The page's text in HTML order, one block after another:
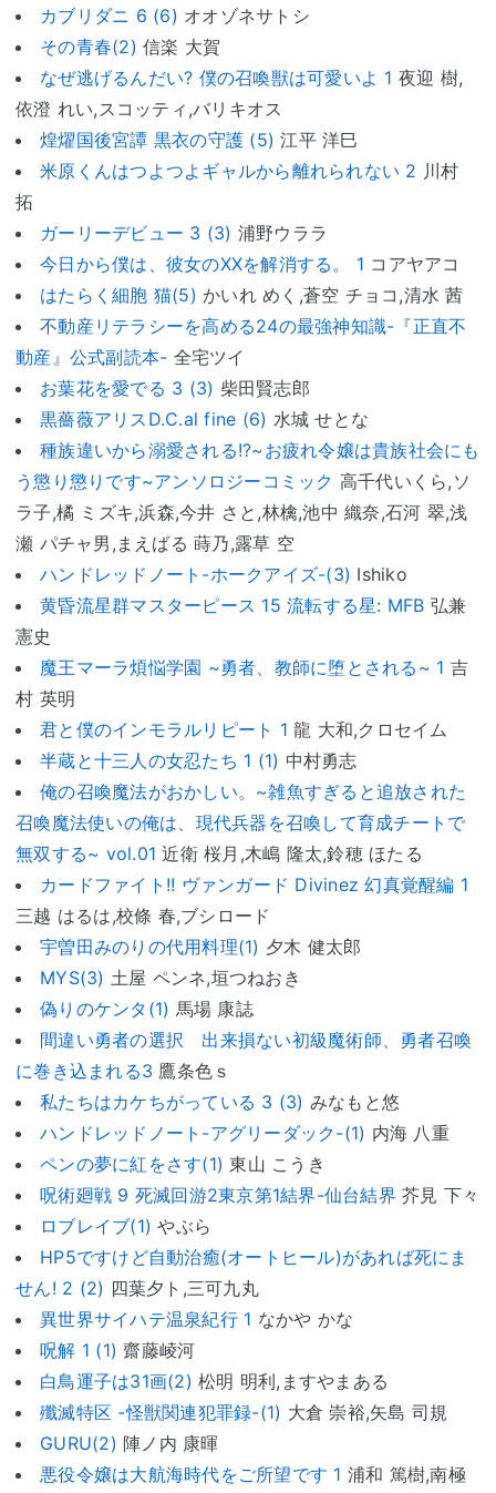
カブリダニ 6 (6) オオゾネサトシ
その青春(2) 信楽 大賀
なぜ逃げるんだい? 僕の召喚獣は可愛いよ 1 夜迎 樹,
依澄 れい,スコッティ,バリキオス
煌燿国後宮譚 黒衣の守護 (5) 江平 洋巳
米原くんはつよつよギャルから離れられない 2 川村
拓
ガーリーデビュー 3 (3) 浦野ウララ
今日から僕は、彼女のXXを解消する。 1 コアヤアコ
はたらく細胞 猫(5) かいれ めく,蒼空 チョコ,清水 茜
不動産リテラシーを高める24の最強神知識-『正直不
動産』公式副読本- 全宅ツイ
お葉花を愛でる 3 (3) 柴田賢志郎
黒薔薇アリスD.C.al fine (6) 水城 せとな
種族違いから溺愛される!?~お疲れ令嬢は貴族社会にも
う懲り懲りです~アンソロジーコミック 高千代いくら,ソ
ラ子,橘 ミズキ,浜森,今井 さと,林檎,池中 織奈,石河 翠,浅
瀬 パチャ男,まえばる 蒔乃,露草 空
ハンドレッドノート-ホークアイズ-(3) Ishiko
黄昏流星群マスターピース 15 流転する星: MFB 弘兼
憲史
魔王マーラ煩悩学園 ~勇者、教師に堕とされる~ 1 吉
村 英明
君と僕のインモラルリピート 1 龍 大和,クロセイム
半蔵と十三人の女忍たち 1 (1) 中村勇志
俺の召喚魔法がおかしい。~雑魚すぎると追放された
召喚魔法使いの俺は、現代兵器を召喚して育成チートで
無双する~ vol.01 近衛 桜月,木嶋 隆太,鈴穂 ほたる
カードファイト!! ヴァンガード Divinez 幻真覚醒編 1
三越 はるは,校條 春,ブシロード
宇曽田みのりの代用料理(1) 夕木 健太郎
MYS(3) 土屋 ペンネ,垣つねおき
偽りのケンタ(1) 馬場 康誌
間違い勇者の選択 出来損ない初級魔術師、勇者召喚
に巻き込まれる3 鷹条色ｓ
私たちはカケちがっている 3 (3) みなもと悠
ハンドレッドノート-アグリーダック-(1) 内海 八重
ペンの夢に紅をさす(1) 東山 こうき
呪術廻戦 9 死滅回游2東京第1結界-仙台結界 芥見 下々
ロブレイブ(1) やぶら
HP5ですけど自動治癒(オートヒール)があれば死にま
せん! 2 (2) 四葉夕ト,三可九丸
異世界サイハテ温泉紀行 1 なかや かな
呪解 1 (1) 齋藤崚河
白鳥運子は31画(2) 松明 明利,ますやまある
殲滅特区 -怪獣関連犯罪録-(1) 大倉 崇裕,矢島 司規
GURU(2) 陣ノ内 康暉
悪役令嬢は大航海時代をご所望です 1 浦和 篤樹,南極